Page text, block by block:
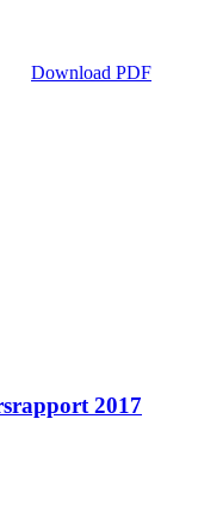
Download PDF
2017